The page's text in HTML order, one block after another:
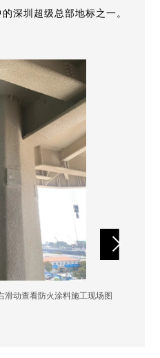
深圳超级总部地标之一。
滑动查看防火涂料施工现场图